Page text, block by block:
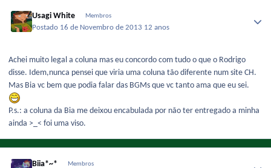
Usagi White Membros
Postado 16 de Novembro de 2013 12 anos
Achei muito legal a coluna mas eu concordo com tudo o que o Rodrigo
disse. Idem,nunca pensei que viria uma coluna tão diferente num site CH.
Mas Bia vc bem que podia falar das BGMs que vc tanto ama que eu sei.
P.s.: a coluna da Bia me deixou encabulada por não ter entregado a minha
ainda >_< foi uma viso.
Biia*~* Membros